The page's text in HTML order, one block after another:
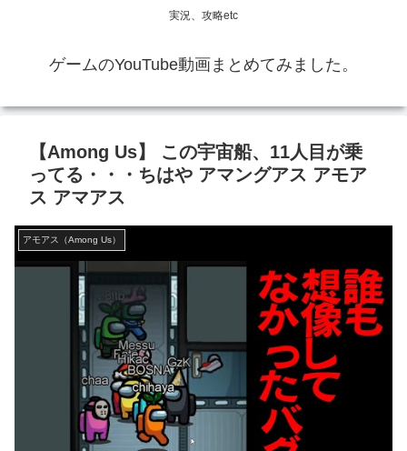
実況、攻略etc
ゲームのYouTube動画まとめてみました。
【Among Us】 この宇宙船、11人目が乗
ってる・・・ちはや アマングアス アモア
ス アマアス
アモアス（Among Us）